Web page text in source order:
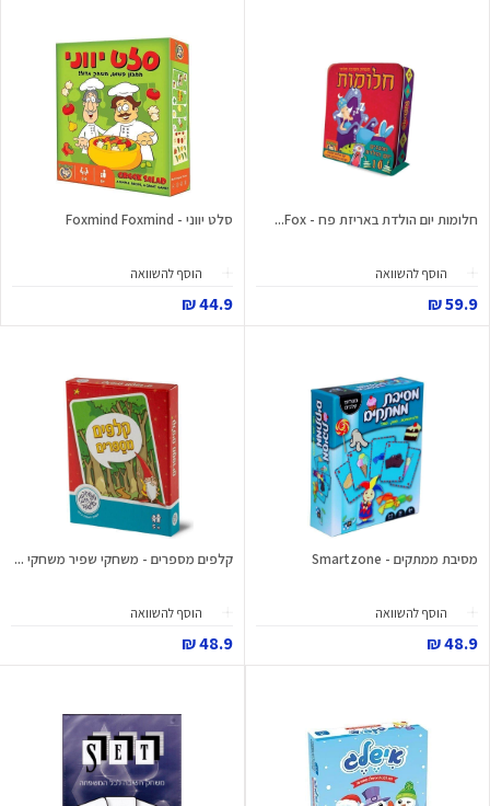
חלומות יום הולדת באריזת פח - Fox...
הוסף להשוואה
59.9 ₪
סלט יווני - Foxmind Foxmind
הוסף להשוואה
44.9 ₪
מסיבת ממתקים - Smartzone
הוסף להשוואה
48.9 ₪
קלפים מספרים - משחקי שפיר משחקי ...
הוסף להשוואה
48.9 ₪